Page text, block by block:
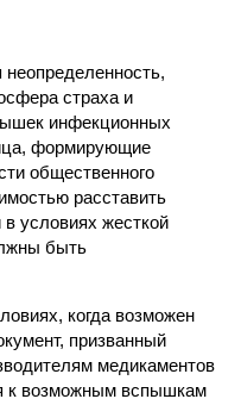
страха и
инфекционных
формирующие
общественного
расставить
условиях жесткой
быть
когда возможен
призванный
медикаментов
к возможным вспышкам